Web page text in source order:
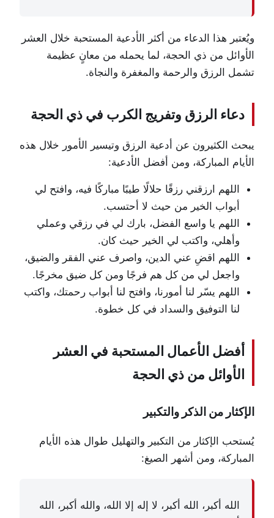
ويُعتبر هذا الدعاء من أكثر الأدعية المستحبة خلال العشر
الأوائل من ذي الحجة، لما يحمله من معانٍ عظيمة
تشمل الرزق والرحمة والمغفرة والنجاة.
دعاء الرزق وتفريج الكرب في ذي الحجة
يبحث الكثيرون عن أدعية الرزق وتيسير الأمور خلال هذه
الأيام المباركة، ومن أفضل الأدعية:
اللهم ارزقني رزقًا حلالًا طيبًا مباركًا فيه، وافتح لي
أبواب الخير من حيث لا أحتسب.
اللهم يا واسع الفضل، بارك لي في رزقي وعملي
وأهلي، واكتب لي الخير حيث كان.
اللهم اقضِ عني الدين، واصرف عني الفقر والضيق،
واجعل لي من كل هم فرجًا ومن كل ضيق مخرجًا.
اللهم يسّر لنا أمورنا، وافتح لنا أبواب رحمتك، واكتب
لنا التوفيق والسداد في كل خطوة.
أفضل الأعمال المستحبة في العشر
الأوائل من ذي الحجة
الإكثار من الذكر والتكبير
يُستحب الإكثار من التكبير والتهليل طوال هذه الأيام
المباركة، ومن أشهر الصيغ:
الله أكبر، الله أكبر، لا إله إلا الله، والله أكبر، الله